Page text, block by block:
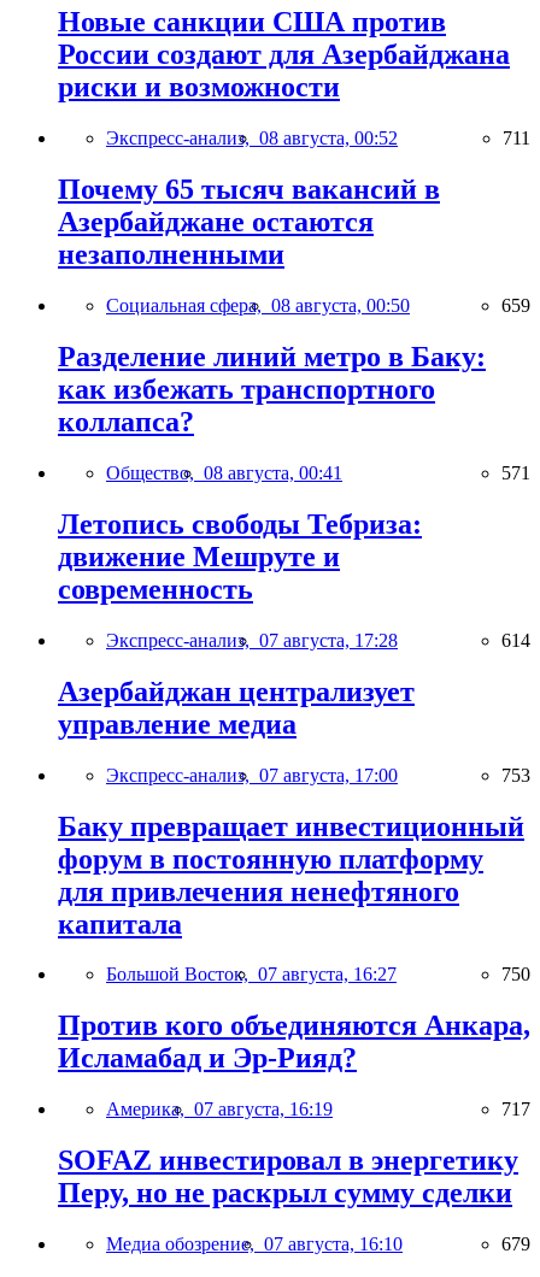
Новые санкции США против
России создают для Азербайджана
риски и возможности
Экспресс-анализ, 08 августа, 00:52 711
Почему 65 тысяч вакансий в
Азербайджане остаются
незаполненными
Социальная сфера, 08 августа, 00:50 659
Разделение линий метро в Баку:
как избежать транспортного
коллапса?
Общество, 08 августа, 00:41 571
Летопись свободы Тебриза:
движение Мешруте и
современность
Экспресс-анализ, 07 августа, 17:28 614
Азербайджан централизует
управление медиа
Экспресс-анализ, 07 августа, 17:00 753
Баку превращает инвестиционный
форум в постоянную платформу
для привлечения ненефтяного
капитала
Большой Восток, 07 августа, 16:27 750
Против кого объединяются Анкара,
Исламабад и Эр-Рияд?
Америка, 07 августа, 16:19 717
SOFAZ инвестировал в энергетику
Перу, но не раскрыл сумму сделки
Медиа обозрение, 07 августа, 16:10 679